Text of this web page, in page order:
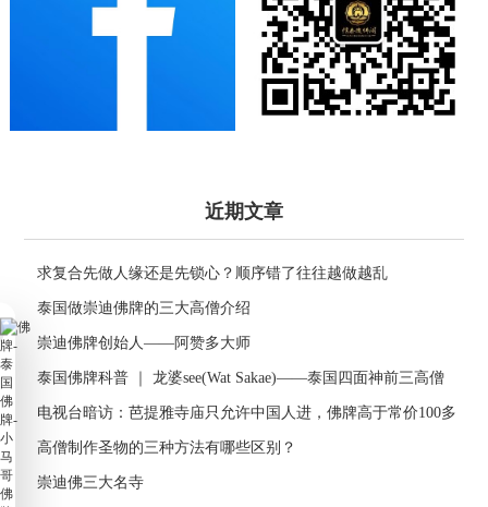
近期文章
求复合先做人缘还是先锁心？顺序错了往往越做越乱
泰国做崇迪佛牌的三大高僧介绍
崇迪佛牌创始人——阿赞多大师
泰国佛牌科普 ｜ 龙婆see(Wat Sakae)——泰国四面神前三高僧
电视台暗访：芭提雅寺庙只允许中国人进，佛牌高于常价100多
倍！
高僧制作圣物的三种方法有哪些区别？
崇迪佛三大名寺